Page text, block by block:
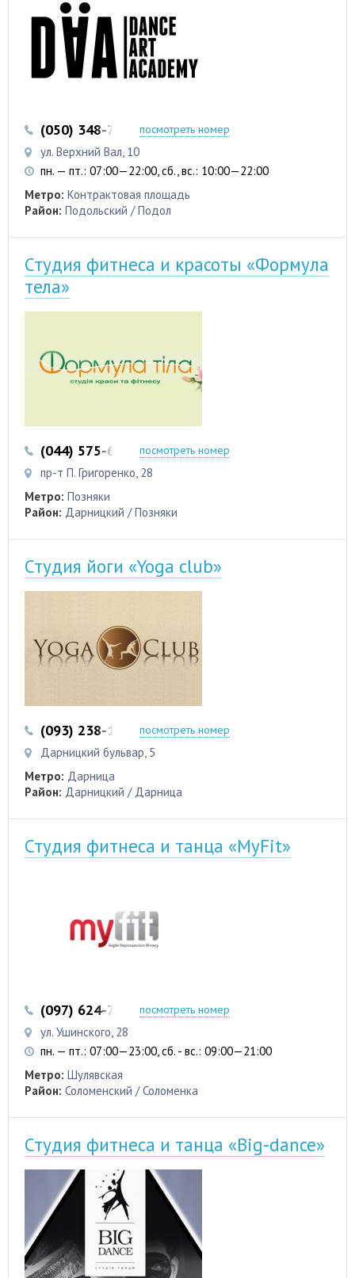
(050) 348-79-55 (050) 475-77-24
посмотреть номер
ул. Верхний Вал, 10
пн. — пт.: 07:00—22:00, сб., вс.: 10:00—22:00
Метро: Контрактовая площадь
Район: Подольский / Подол
Студия фитнеса и красоты «Формула
тела»
(044) 575-67-09 (097) 563-37-93
посмотреть номер
пр-т П. Григоренко, 28
Метро: Позняки
Район: Дарницкий / Позняки
Студия йоги «Yoga club»
(093) 238-16-16посмотреть номер
Дарницкий бульвар, 5
Метро: Дарница
Район: Дарницкий / Дарница
Студия фитнеса и танца «MyFit»
(097) 624-74-35посмотреть номер
ул. Ушинского, 28
пн. — пт.: 07:00—23:00, сб. - вс.: 09:00—21:00
Метро: Шулявская
Район: Соломенский / Соломенка
Студия фитнеса и танца «Big-dance»